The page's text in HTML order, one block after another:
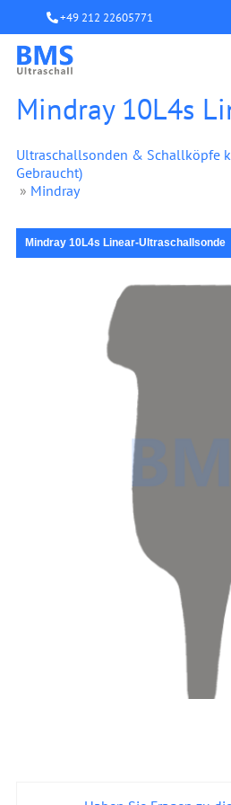
+49 212 22605771
Mindray 10L4s
Ultraschallsonden & Schallköpfe
Gebraucht)
» Mindray
Mindray 10L4s Linear-Ultraschallsonde